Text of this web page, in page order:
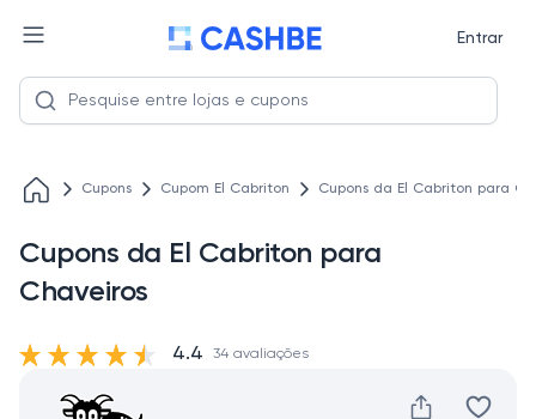
Entrar
Cupons Cupom El Cabriton Cupons da El Cabriton para
Cupons da El Cabriton para
Chaveiros
4.4 34 avaliações